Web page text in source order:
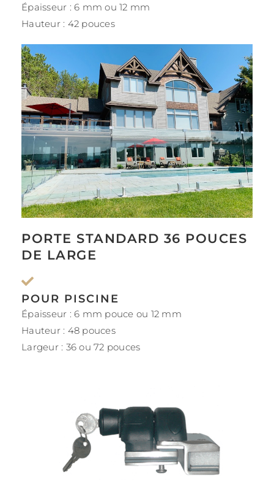
Épaisseur : 6 mm ou 12 mm
Hauteur : 42 pouces
PORTE STANDARD 36 POUCES
DE LARGE
POUR PISCINE
Épaisseur : 6 mm pouce ou 12 mm
Hauteur : 48 pouces
Largeur : 36 ou 72 pouces